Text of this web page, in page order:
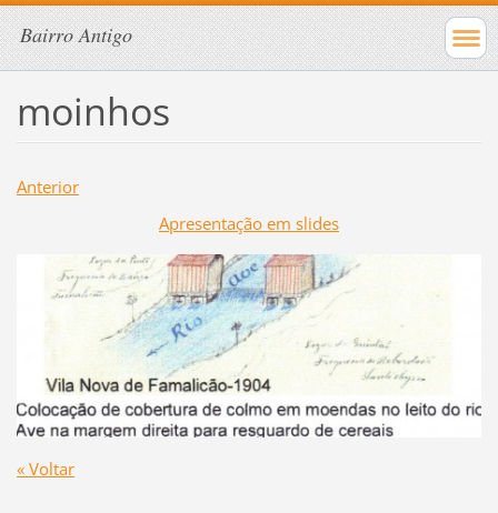
Bairro Antigo
moinhos
Anterior
Apresentação em slides
« Voltar